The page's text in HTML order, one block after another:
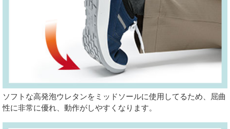
ソフトな高発泡ウレタンをミッドソールに使用してるため、屈曲
性に非常に優れ、動作がしやすくなります。